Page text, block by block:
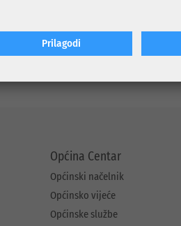
i korisnicima ove saobraćajnice
periodu nastavi sanacija i
Općina Centar
Općinski načelnik
Općinsko vijeće
Općinske službe
Prilagodi